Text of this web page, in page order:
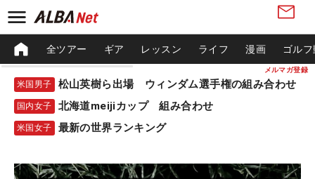
メルマガ登録
全ツアー ギア レッスン ライフ 漫画 ゴル
米国男子 松山英樹ら出場 ウィンダム選手権の組み合わせ
国内女子 北海道meijiカップ 組み合わせ
米国女子 最新の世界ランキング